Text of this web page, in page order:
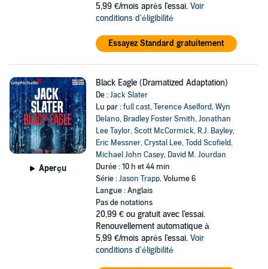
5,99 €/mois après l'essai. Voir
conditions d'éligibilité
Essayez Standard gratuitement
Aperçu
Black Eagle (Dramatized Adaptation)
De :Jack Slater
Lu par :full cast,Terence Aselford,Wyn
Delano, Bradley Foster Smith,Jonathan
Lee Taylor,Scott McCormick, R.J. Bayley,
Eric Messner,Crystal Lee,Todd Scofield,
Michael John Casey, David M. Jourdan
Durée : 10 h et 44 min
Série :Jason Trapp, Volume 6
Langue : Anglais
Pas de notations
20,99 € ou gratuit avec l'essai.
Renouvellement automatique à
5,99 €/mois après l'essai. Voir
conditions d'éligibilité